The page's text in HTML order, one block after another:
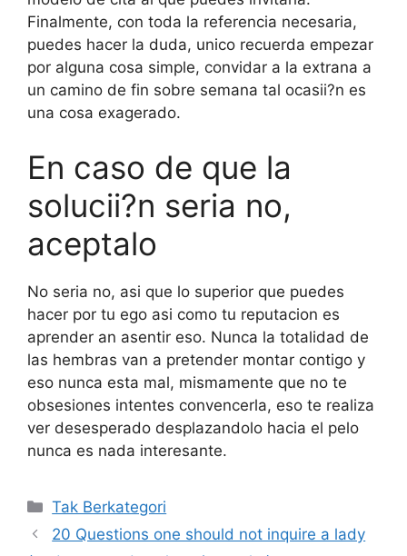
Finalmente, con toda la referencia necesaria,
puedes hacer la duda, unico recuerda empezar
por alguna cosa simple, convidar a la extrana a
un camino de fin sobre semana tal ocasii?n es
una cosa exagerado.
En caso de que la
solucii?n seri­a no,
aceptalo
No seri­a no, asi que lo superior que puedes
hacer por tu ego asi­ como tu reputacion es
aprender an asentir eso. Nunca la totalidad de
las hembras van a pretender montar contigo y
eso nunca esta mal, mismamente que no te
obsesiones intentes convencerla, eso te realiza
ver desesperado desplazandolo hacia el pelo
nunca es nada interesante.
Kategori
Tak Berkategori
20 Questions one should not inquire a lady